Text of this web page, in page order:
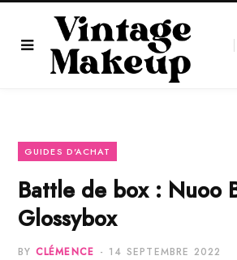
GUIDES D'ACHAT
Battle de box : Nuoo
Glossybox
BY CLÉMENCE 14 SEPTEMBRE 2022